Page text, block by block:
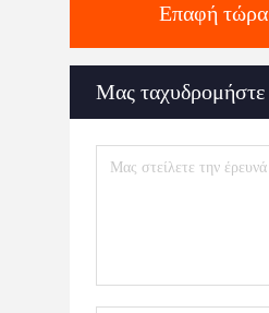
Επαφή τώρα
Μας ταχυδρομήστε